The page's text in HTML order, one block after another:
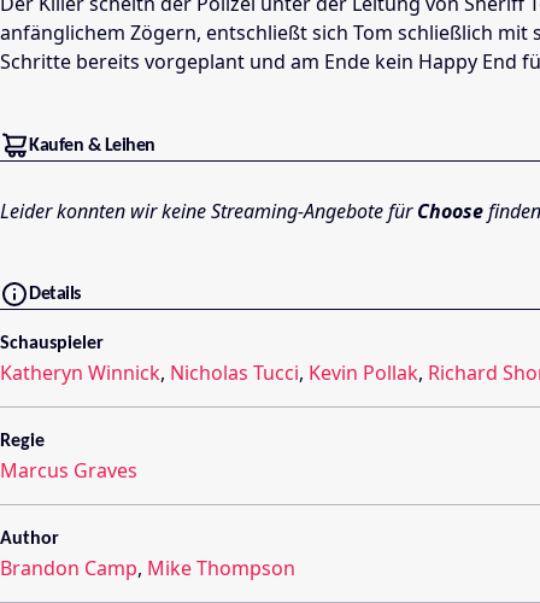
anfänglichem Zögern, entschließt sich Tom schließlich
Schritte bereits vorgeplant und am Ende kein Happy End
Kaufen & Leihen
Leider konnten wir keine Streaming-Angebote fürChoose
Details
Schauspieler
Katheryn Winnick, Nicholas Tucci, Kevin Pollak, Richard
Regie
Marcus Graves
Author
Brandon Camp, Mike Thompson